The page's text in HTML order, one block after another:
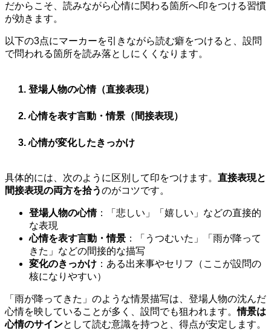
だからこそ、読みながら心情に関わる箇所へ印をつける習慣
が効きます。
以下の3点にマーカーを引きながら読む癖をつけると、設問
で問われる箇所を読み落としにくくなります。
登場人物の心情（直接表現）
心情を表す言動・情景（間接表現）
心情が変化したきっかけ
具体的には、次のように区別して印をつけます。 直接表現と
間接表現の両方を拾うのがコツです。
登場人物の心情：「悲しい」「嬉しい」などの直接的
な表現
心情を表す言動・情景 ：「うつむいた」「雨が降って
きた」などの間接的な描写
変化のきっかけ ：ある出来事やセリフ（ここが設問の
核になりやすい）
「雨が降ってきた」のような情景描写は、登場人物の沈んだ
心情を映していることが多く、設問でも狙われます。情景は
心情のサインとして読む意識を持つと、得点が安定します。